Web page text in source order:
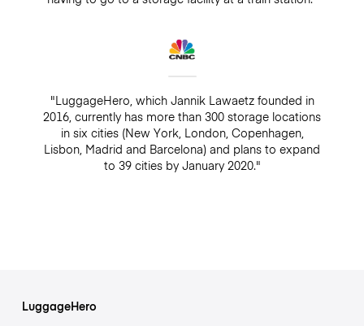
"LuggageHero, which Jannik Lawaetz founded in
2016, currently has more than 300 storage locations
in six cities (New York, London, Copenhagen,
Lisbon, Madrid and Barcelona) and plans to expand
to 39 cities by January 2020."
LuggageHero